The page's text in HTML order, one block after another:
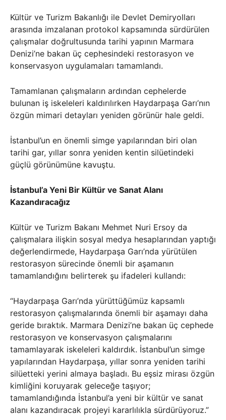
Kültür ve Turizm Bakanlığı ile Devlet Demiryolları
arasında imzalanan protokol kapsamında sürdürülen
çalışmalar doğrultusunda tarihi yapının Marmara
Denizi’ne bakan üç cephesindeki restorasyon ve
konservasyon uygulamaları tamamlandı.
Tamamlanan çalışmaların ardından cephelerde
bulunan iş iskeleleri kaldırılırken Haydarpaşa Garı’nın
özgün mimari detayları yeniden görünür hale geldi.
İstanbul’un en önemli simge yapılarından biri olan
tarihi gar, yıllar sonra yeniden kentin silüetindeki
güçlü görünümüne kavuştu.
İstanbul’a Yeni Bir Kültür ve Sanat Alanı
Kazandıracağız
Kültür ve Turizm Bakanı Mehmet Nuri Ersoy da
çalışmalara ilişkin sosyal medya hesaplarından yaptığı
değerlendirmede, Haydarpaşa Garı’nda yürütülen
restorasyon sürecinde önemli bir aşamanın
tamamlandığını belirterek şu ifadeleri kullandı:
“Haydarpaşa Garı’nda yürüttüğümüz kapsamlı
restorasyon çalışmalarında önemli bir aşamayı daha
geride bıraktık. Marmara Denizi’ne bakan üç cephede
restorasyon ve konservasyon çalışmalarını
tamamlayarak iskeleleri kaldırdık. İstanbul’un simge
yapılarından Haydarpaşa, yıllar sonra yeniden tarihi
silüetteki yerini almaya başladı. Bu eşsiz mirası özgün
kimliğini koruyarak geleceğe taşıyor;
tamamlandığında İstanbul’a yeni bir kültür ve sanat
alanı kazandıracak projeyi kararlılıkla sürdürüyoruz.”